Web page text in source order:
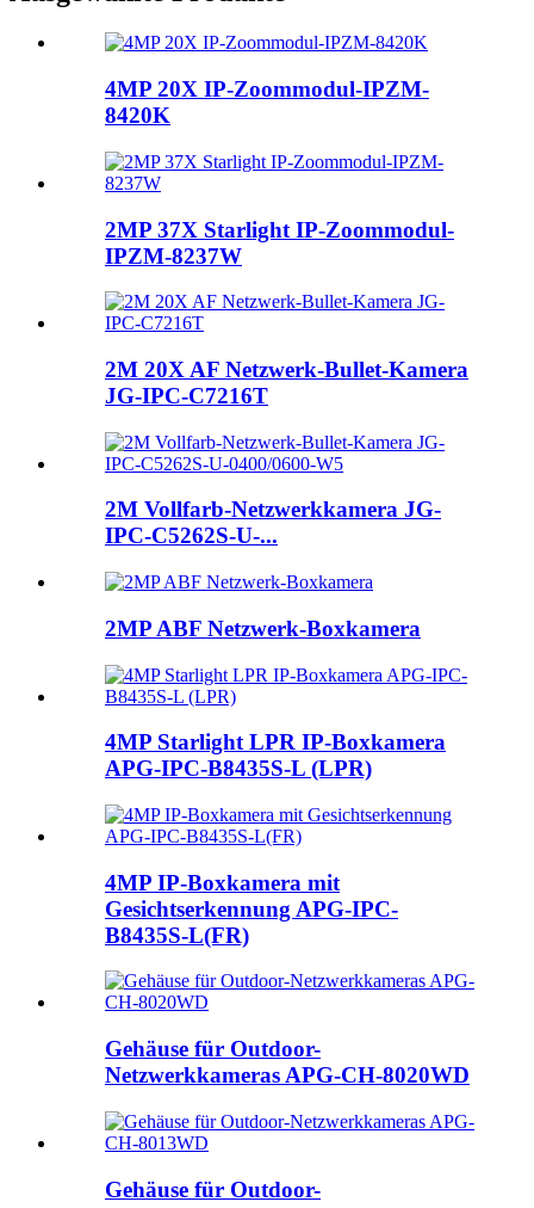
4MP 20X IP-Zoommodul-IPZM-
8420K
2MP 37X Starlight IP-Zoommodul-
IPZM-8237W
2M 20X AF Netzwerk-Bullet-Kamera
JG-IPC-C7216T
2M Vollfarb-Netzwerkkamera JG-
IPC-C5262S-U-...
2MP ABF Netzwerk-Boxkamera
4MP Starlight LPR IP-Boxkamera
APG-IPC-B8435S-L (LPR)
4MP IP-Boxkamera mit
Gesichtserkennung APG-IPC-
B8435S-L(FR)
Gehäuse für Outdoor-
Netzwerkkameras APG-CH-8020WD
Gehäuse für Outdoor-